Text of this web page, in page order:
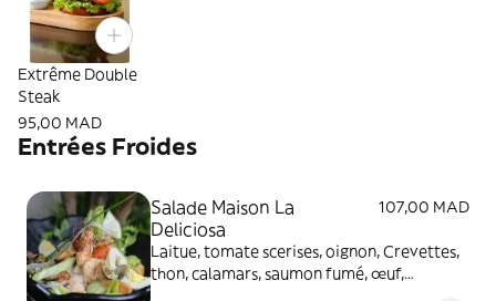
Extrême Double
Steak
95,00 MAD
Entrées Froides
Salade Maison La
Deliciosa
107,00 MAD
Laitue, tomate scerises, oignon, Crevettes,
thon, calamars, saumon fumé, œuf,